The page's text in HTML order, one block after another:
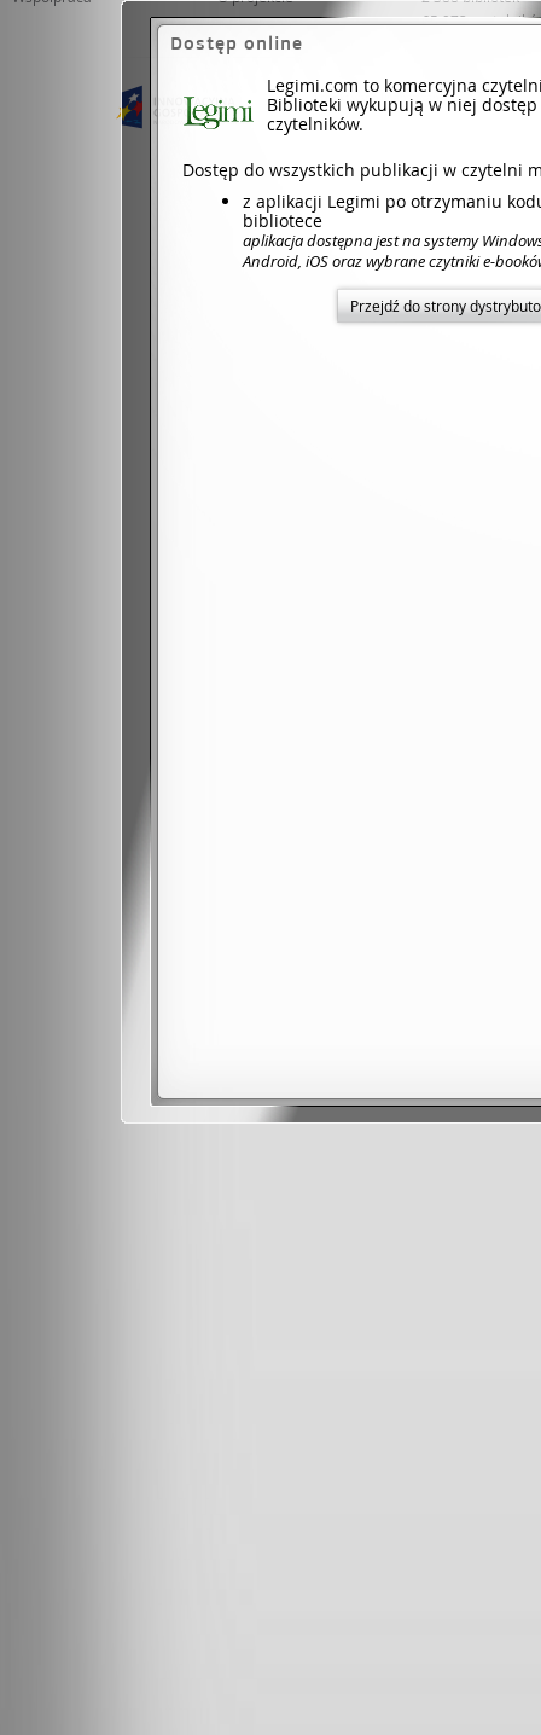
65 973
Projekt współfinansowany ze środków Unii
Dotacje na
Dostęp online
Legimi.com to komercyjna
Biblioteki wykupują w niej
czytelników.
Dostęp do wszystkich publikacji w czytelni
z aplikacji Legimi po otrzymaniu
bibliotece
aplikacja dostępna jest na systemy
Android, iOS oraz wybrane czytniki e-
Przejdź do strony